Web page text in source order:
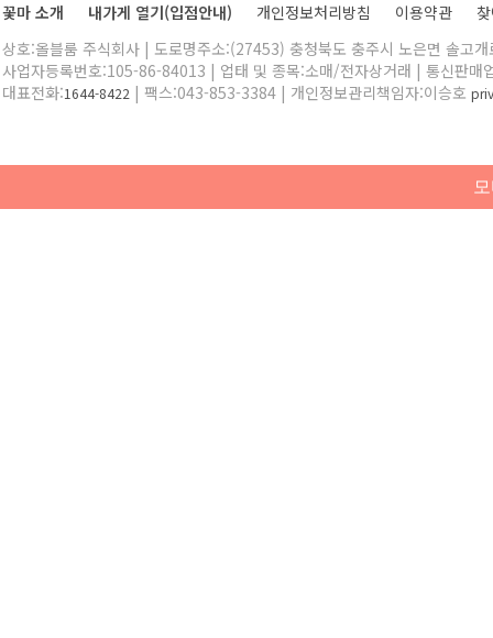
꽃마 소개 내가게 열기(입점안내) 개인정보처리방침 이용약관
상호:올블룸 주식회사 | 도로명주소:(27453) 충청북도 충주시 노은면 솔고
사업자등록번호:105-86-84013 | 업태 및 종목:소매/전자상거래 | 통신판매
대표전화:1644-8422 | 팩스:043-853-3384 | 개인정보관리책임자:이승호